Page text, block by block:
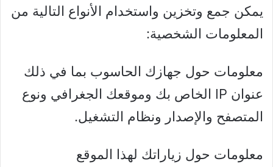
يمكن جمع وتخزين واستخدام الأنواع التالية من
المعلومات الشخصية:
معلومات حول جهازك الحاسوب بما في ذلك
عنوان IP الخاص بك وموقعك الجغرافي ونوع
المتصفح والإصدار ونظام التشغيل.
معلومات حول زياراتك لهذا الموقع